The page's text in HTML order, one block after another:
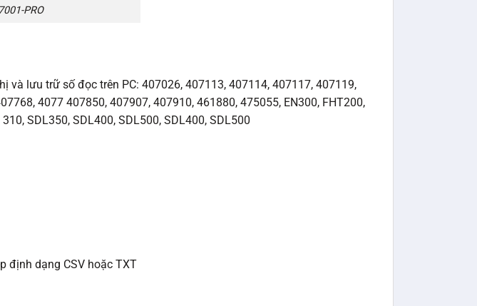
PRO
lưu trữ số đọc trên PC: 407026, 407113, 407114, 407117, 407119,
4077 407850, 407907, 407910, 461880, 475055, EN300, FHT200,
SDL350, SDL400, SDL500, SDL400, SDL500
định dạng CSV hoặc TXT